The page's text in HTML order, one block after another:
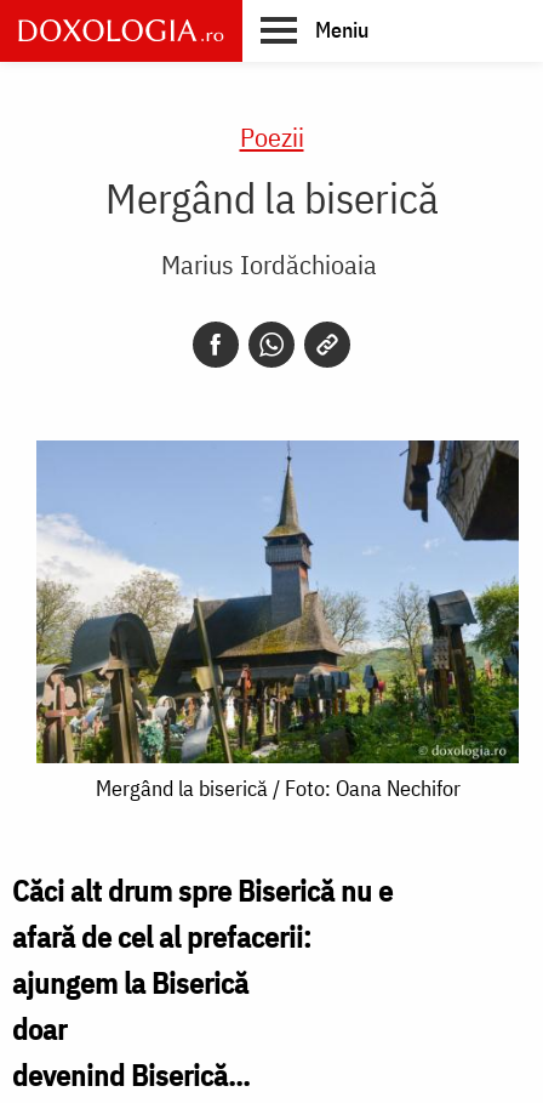
Skip
to
main
Meniu
Poezii
Mergând la biserică
Marius Iordăchioaia
Mergând
/
Foto:
Oana
Nechifor
Mergând la biserică / Foto: Oana Nechifor
Căci alt drum spre Biserică nu e
afară de cel al prefacerii:
ajungem la Biserică
doar
devenind Biserică...